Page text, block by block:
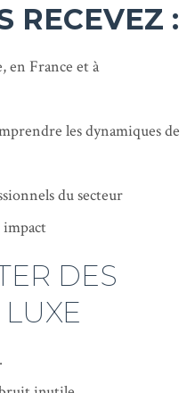
RECEVEZ :
en France et à
les dynamiques de
du secteur
impact
DES